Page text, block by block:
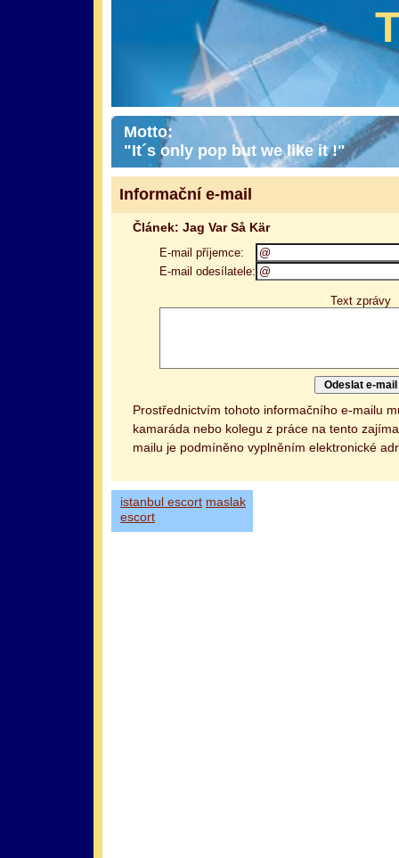
Motto:
"It´s only pop but we like it !"
Informační e-mail
Článek: Jag Var Så Kär
E-mail příjemce:
E-mail odesílatele:
Text zprávy
Prostřednictvím tohoto informačního e-mailu
kamaráda nebo kolegu z práce na tento
mailu je podmíněno vyplněním elektronické
istanbul escort maslak
escort